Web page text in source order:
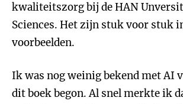
kwaliteitszorg bij de HAN
Sciences. Het zijn stuk voor stuk
voorbeelden.
Ik was nog weinig bekend met AI
dit boek begon. Al snel merkte ik